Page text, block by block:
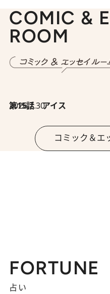
COMIC &
ROOM
2026.7.30
第15話 アイス
コミック＆エ
FORTUNE
占い